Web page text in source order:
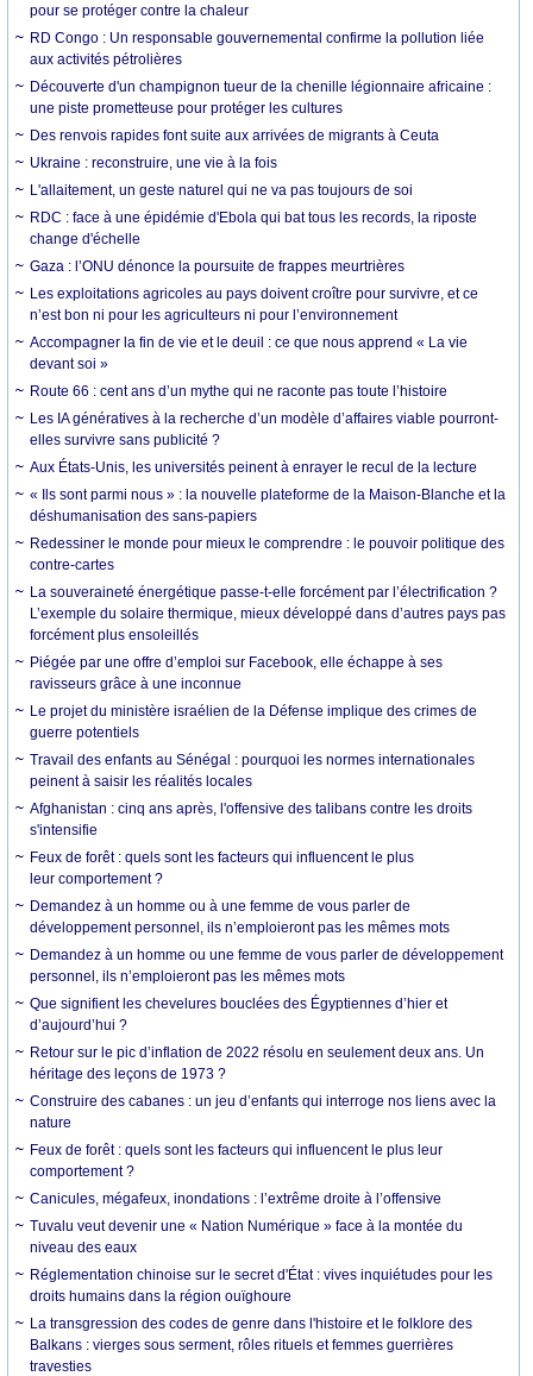
pour se protéger contre la chaleur
RD Congo : Un responsable gouvernemental confirme la pollution liée
aux activités pétrolières
Découverte d'un champignon tueur de la chenille légionnaire africaine :
une piste prometteuse pour protéger les cultures
Des renvois rapides font suite aux arrivées de migrants à Ceuta
Ukraine : reconstruire, une vie à la fois
L'allaitement, un geste naturel qui ne va pas toujours de soi
RDC : face à une épidémie d'Ebola qui bat tous les records, la riposte
change d'échelle
Gaza : l’ONU dénonce la poursuite de frappes meurtrières
Les exploitations agricoles au pays doivent croître pour survivre, et ce
n’est bon ni pour les agriculteurs ni pour l’environnement
Accompagner la fin de vie et le deuil : ce que nous apprend « La vie
devant soi »
Route 66 : cent ans d’un mythe qui ne raconte pas toute l’histoire
Les IA génératives à la recherche d’un modèle d’affaires viable pourront-
elles survivre sans publicité ?
Aux États-Unis, les universités peinent à enrayer le recul de la lecture
« Ils sont parmi nous » : la nouvelle plateforme de la Maison-Blanche et la
déshumanisation des sans-papiers
Redessiner le monde pour mieux le comprendre : le pouvoir politique des
contre-cartes
La souveraineté énergétique passe-t-elle forcément par l’électrification ?
L’exemple du solaire thermique, mieux développé dans d’autres pays pas
forcément plus ensoleillés
Piégée par une offre d’emploi sur Facebook, elle échappe à ses
ravisseurs grâce à une inconnue
Le projet du ministère israélien de la Défense implique des crimes de
guerre potentiels
Travail des enfants au Sénégal : pourquoi les normes internationales
peinent à saisir les réalités locales
Afghanistan : cinq ans après, l'offensive des talibans contre les droits
s'intensifie
Feux de forêt : quels sont les facteurs qui influencent le plus
leur comportement ?
Demandez à un homme ou à une femme de vous parler de
développement personnel, ils n’emploieront pas les mêmes mots
Demandez à un homme ou une femme de vous parler de développement
personnel, ils n’emploieront pas les mêmes mots
Que signifient les chevelures bouclées des Égyptiennes d’hier et
d’aujourd’hui ?
Retour sur le pic d’inflation de 2022 résolu en seulement deux ans. Un
héritage des leçons de 1973 ?
Construire des cabanes : un jeu d’enfants qui interroge nos liens avec la
nature
Feux de forêt : quels sont les facteurs qui influencent le plus leur
comportement ?
Canicules, mégafeux, inondations : l’extrême droite à l’offensive
Tuvalu veut devenir une « Nation Numérique » face à la montée du
niveau des eaux
Réglementation chinoise sur le secret d'État : vives inquiétudes pour les
droits humains dans la région ouïghoure
La transgression des codes de genre dans l'histoire et le folklore des
Balkans : vierges sous serment, rôles rituels et femmes guerrières
travesties